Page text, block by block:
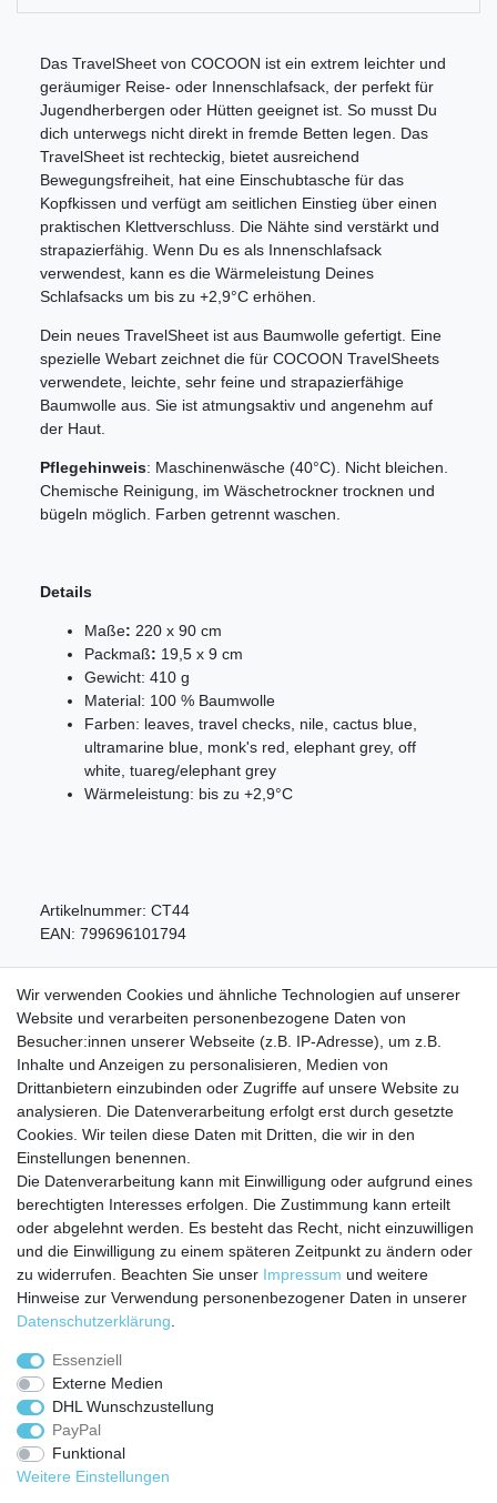
Das TravelSheet von COCOON ist ein extrem leichter und
geräumiger Reise- oder Innenschlafsack, der perfekt für
Jugendherbergen oder Hütten geeignet ist. So musst Du
dich unterwegs nicht direkt in fremde Betten legen. Das
TravelSheet ist rechteckig, bietet ausreichend
Bewegungsfreiheit, hat eine Einschubtasche für das
Kopfkissen und verfügt am seitlichen Einstieg über einen
praktischen Klettverschluss. Die Nähte sind verstärkt und
strapazierfähig. Wenn Du es als Innenschlafsack
verwendest, kann es die Wärmeleistung Deines
Schlafsacks um bis zu +2,9°C erhöhen.
Dein neues TravelSheet ist aus Baumwolle gefertigt. Eine
spezielle Webart zeichnet die für COCOON TravelSheets
verwendete, leichte, sehr feine und strapazierfähige
Baumwolle aus. Sie ist atmungsaktiv und angenehm auf
der Haut.
Pflegehinweis: Maschinenwäsche (40°C). Nicht bleichen.
Chemische Reinigung, im Wäschetrockner trocknen und
bügeln möglich. Farben getrennt waschen.
Details
Maße: 220 x 90 cm
Packmaß: 19,5 x 9 cm
Gewicht: 410 g
Material: 100 % Baumwolle
Farben: leaves, travel checks, nile, cactus blue,
ultramarine blue, monk's red, elephant grey, off
white, tuareg/elephant grey
Wärmeleistung: bis zu +2,9°C
Artikelnummer: CT44
EAN: 799696101794
Wir verwenden Cookies und ähnliche Technologien auf unserer
Website und verarbeiten personenbezogene Daten von
Besucher:innen unserer Webseite (z.B. IP-Adresse), um z.B.
Inhalte und Anzeigen zu personalisieren, Medien von
Drittanbietern einzubinden oder Zugriffe auf unsere Website zu
analysieren. Die Datenverarbeitung erfolgt erst durch gesetzte
Cookies. Wir teilen diese Daten mit Dritten, die wir in den
Einstellungen benennen.
Die Datenverarbeitung kann mit Einwilligung oder aufgrund eines
berechtigten Interesses erfolgen. Die Zustimmung kann erteilt
oder abgelehnt werden. Es besteht das Recht, nicht einzuwilligen
und die Einwilligung zu einem späteren Zeitpunkt zu ändern oder
zu widerrufen. Beachten Sie unser Impressum und weitere
Hinweise zur Verwendung personenbezogener Daten in unserer
Daten­schutz­erklärung
Essenziell
Externe Medien
DHL Wunschzustellung
PayPal
Funktional
Weitere Einstellungen
Service
Zahlungarten
Versandkosten
Batterierücknahmeverordnung
Kostenloser Newsletter
E-MAIL **
Newsletter
Honig
Daten­schutz­erklärung
Einwilligung kann ich jederzeit widerrufen.**
Impressum